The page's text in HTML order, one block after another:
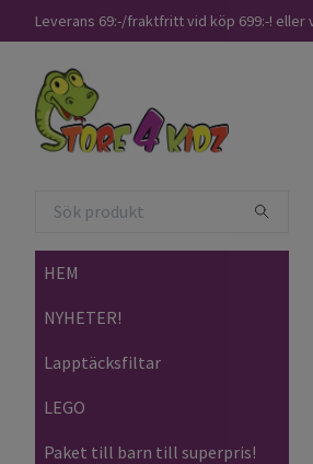
Leverans 69:-/fraktfritt vid köp 699:-! eller
HEM
NYHETER!
Lapptäcksfiltar
LEGO
Paket till barn till superpris!